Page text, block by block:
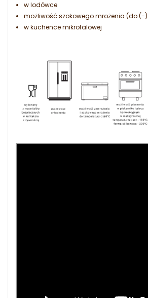
w lodówce
możliwość szokowego mrożenia (do (-)
w kuchence mikrofalowej